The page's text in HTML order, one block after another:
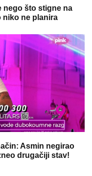
nego što stigne na
niko ne planira
Asmin negirao
drugačiji stav!